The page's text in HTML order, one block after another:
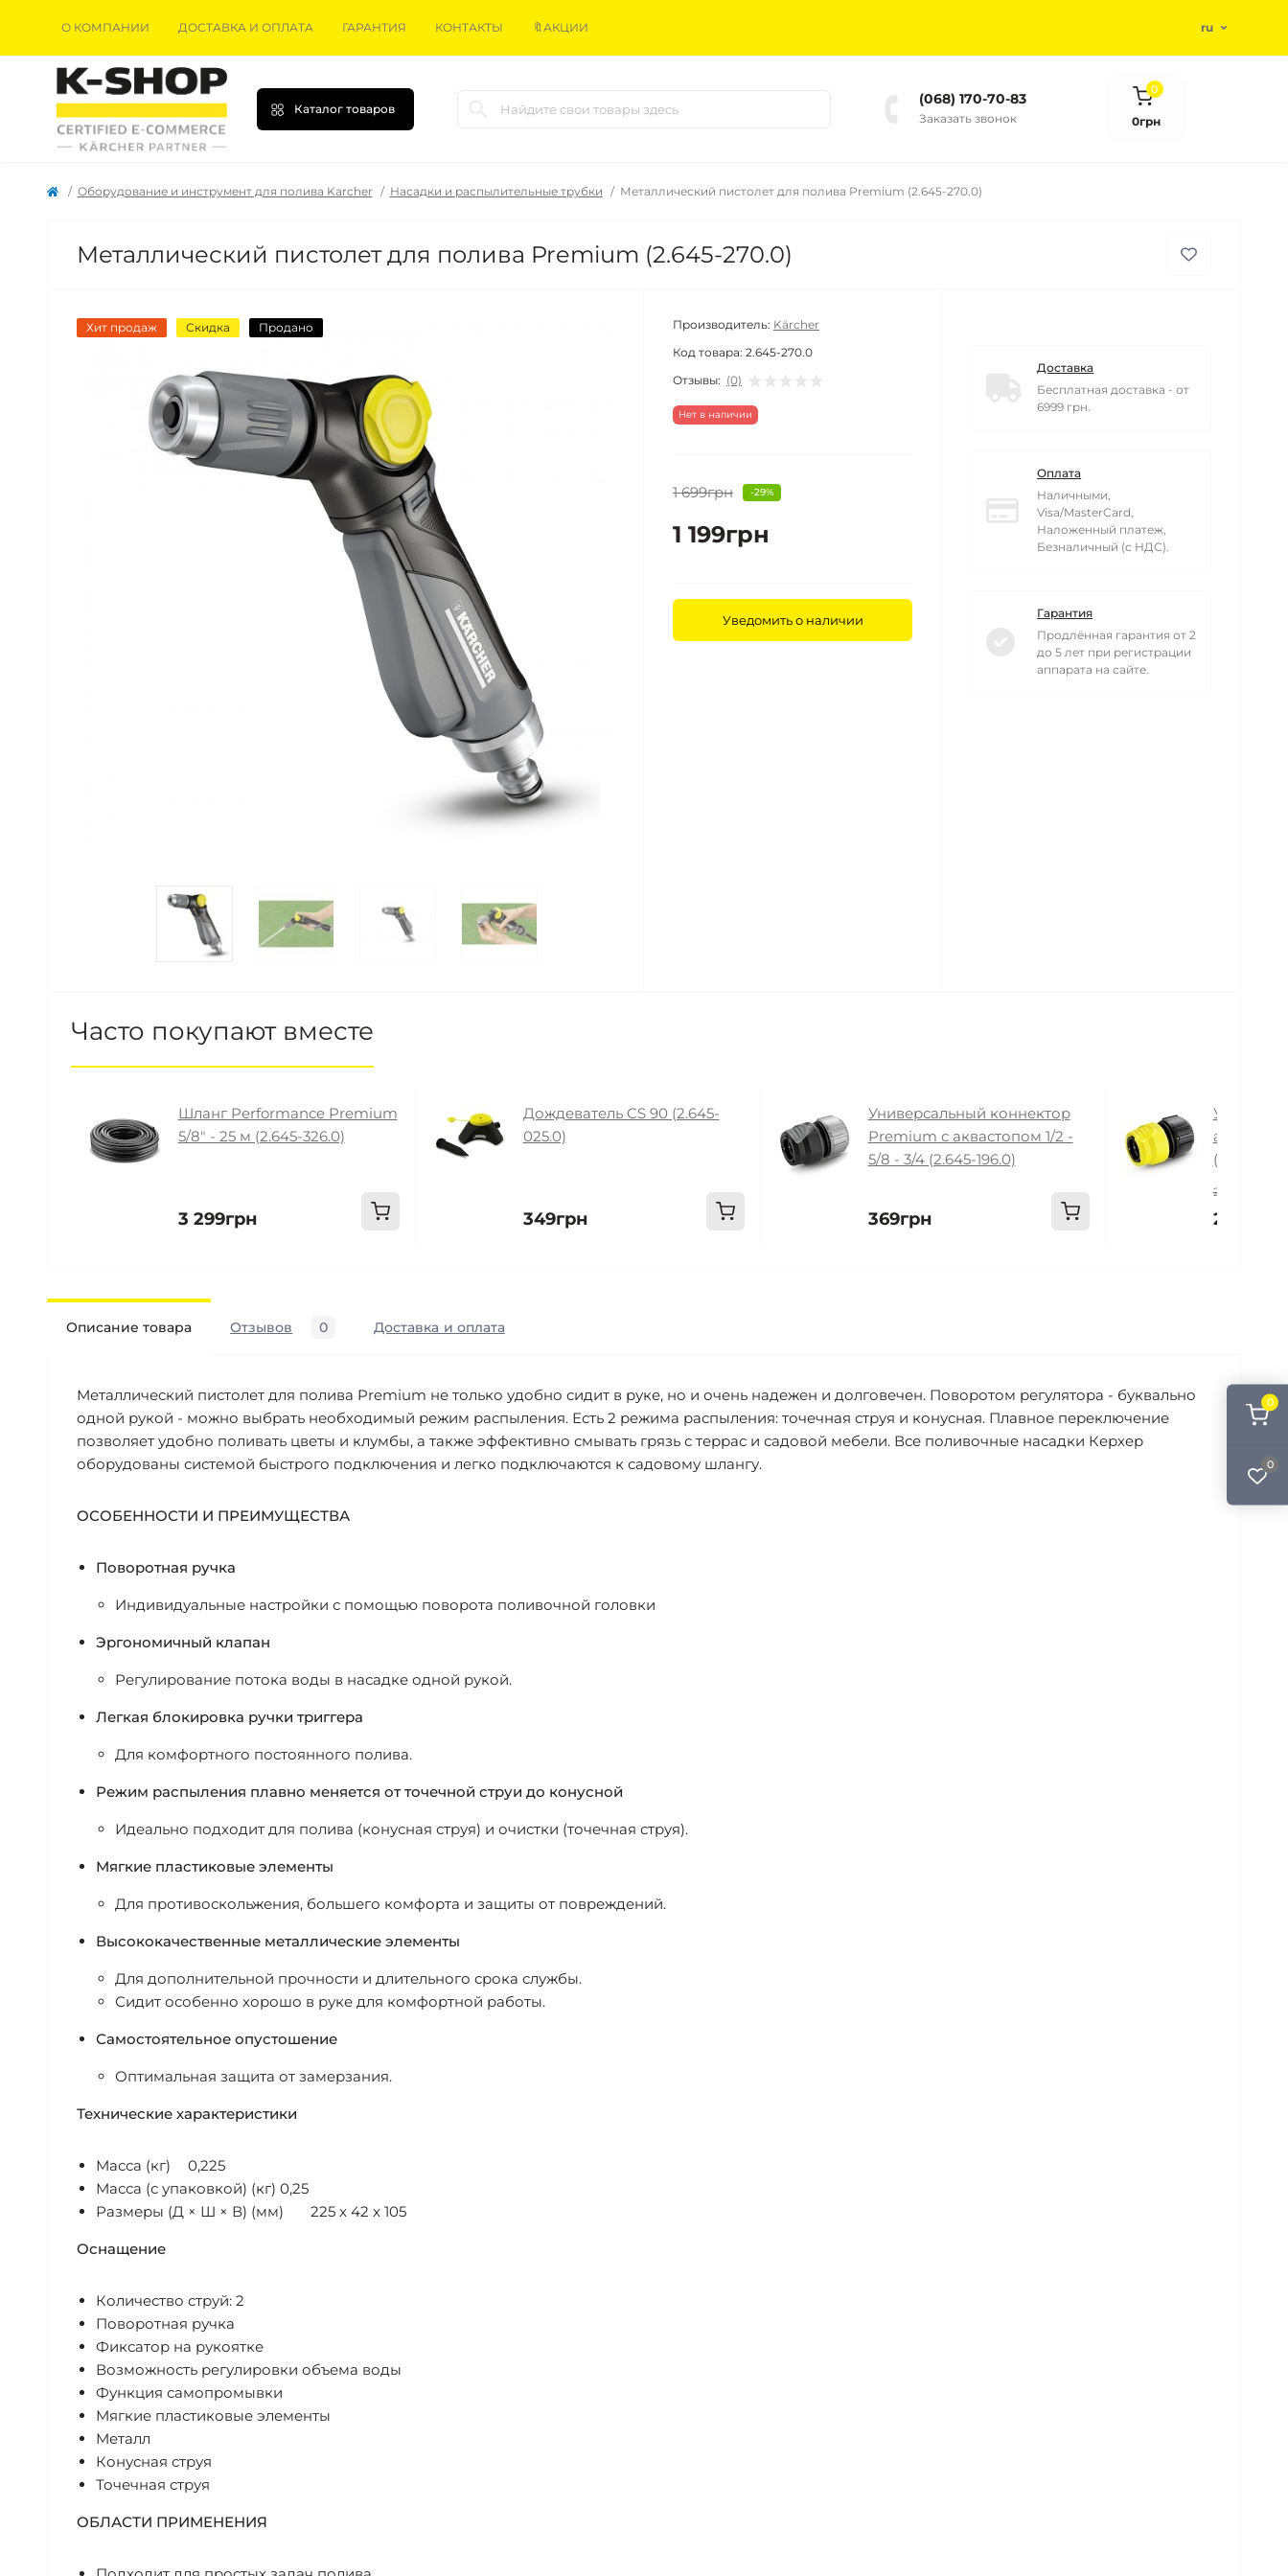
0
0
О КОМПАНИИ ДОСТАВКА И ОПЛАТА ГАРАНТИЯ КОНТАКТЫ 🔖АКЦИИ ru
Каталог товаров
(068) 170-70-83
Заказать звонок
0
0грн
Оборудование и инструмент для полива Karcher Насадки и распылительные трубки Металлический пистолет для полива Premium (2.645-270.0)
Металлический пистолет для полива Premium (2.645-270.0)
Хит продаж Скидка Продано Производитель: Kärcher
Код товара: 2.645-270.0
Отзывы: (0)
Нет в наличии
1 699грн -29%
1 199грн
Уведомить о наличии
Доставка
Бесплатная доставка - от
6999 грн.
Оплата
Наличными,
Visa/MasterCard,
Наложенный платеж,
Безналичный (с НДС).
Гарантия
Продлённая гарантия от 2
до 5 лет при регистрации
аппарата на сайте.
Часто покупают вместе
Шланг Performance Premium
5/8" - 25 м (2.645-326.0)
3 299грн
Дождеватель CS 90 (2.645-
025.0)
349грн
Универсальный коннектор
Premium с аквастопом 1/2 -
5/8 - 3/4 (2.645-196.0)
369грн
(2.645-
249грн
229грн
Описание товара Отзывов 0 Доставка и оплата
Металлический пистолет для полива Premium не только удобно сидит в руке, но и очень надежен и долговечен. Поворотом регулятора - буквально
одной рукой - можно выбрать необходимый режим распыления. Есть 2 режима распыления: точечная струя и конусная. Плавное переключение
позволяет удобно поливать цветы и клумбы, а также эффективно смывать грязь с террас и садовой мебели. Все поливочные насадки Керхер
оборудованы системой быстрого подключения и легко подключаются к садовому шлангу.
ОСОБЕННОСТИ И ПРЕИМУЩЕСТВА
Поворотная ручка
Индивидуальные настройки с помощью поворота поливочной головки
Эргономичный клапан
Регулирование потока воды в насадке одной рукой.
Легкая блокировка ручки триггера
Для комфортного постоянного полива.
Режим распыления плавно меняется от точечной струи до конусной
Идеально подходит для полива (конусная струя) и очистки (точечная струя).
Мягкие пластиковые элементы
Для противоскольжения, большего комфорта и защиты от повреждений.
Высококачественные металлические элементы
Для дополнительной прочности и длительного срока службы.
Сидит особенно хорошо в руке для комфортной работы.
Самостоятельное опустошение
Оптимальная защита от замерзания.
Технические характеристики
Масса (кг)
0,225
Масса (с упаковкой) (кг) 0,25
Размеры (Д × Ш × В) (мм)
225 x 42 x 105
Оснащение
Количество струй: 2
Поворотная ручка
Фиксатор на рукоятке
Возможность регулировки объема воды
Функция самопромывки
Мягкие пластиковые элементы
Металл
Конусная струя
Точечная струя
ОБЛАСТИ ПРИМЕНЕНИЯ